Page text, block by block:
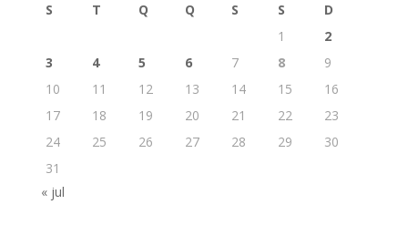
S T Q Q S S
D
1
2
3
4 5 6 7 8
9
10
11 12 13 14 15
16
17
18 19 20 21 22
23
24
25 26 27 28 29
30
31
« jul